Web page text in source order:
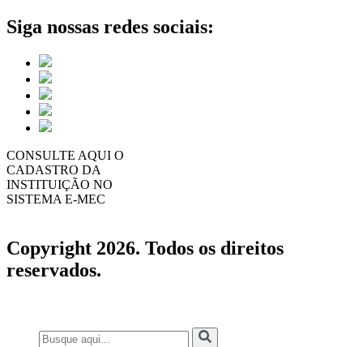
Siga nossas redes sociais:
CONSULTE AQUI O
CADASTRO DA
INSTITUIÇÃO NO
SISTEMA E-MEC
Copyright 2026. Todos os direitos
reservados.